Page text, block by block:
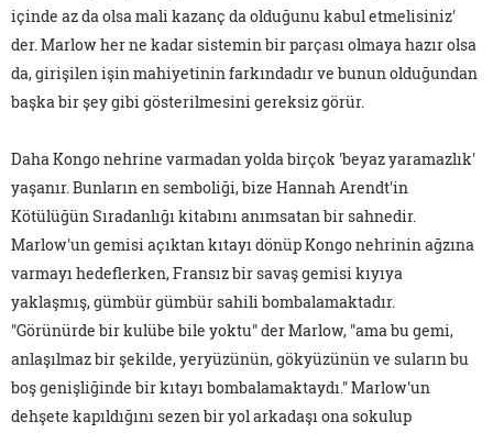
içinde az da olsa mali kazanç da olduğunu kabul etmelisiniz'
der. Marlow her ne kadar sistemin bir parçası olmaya hazır olsa
da, girişilen işin mahiyetinin farkındadır ve bunun olduğundan
başka bir şey gibi gösterilmesini gereksiz görür.
Daha Kongo nehrine varmadan yolda birçok 'beyaz yaramazlık'
yaşanır. Bunların en semboliği, bize Hannah Arendt'in
Kötülüğün Sıradanlığıkitabını anımsatan bir sahnedir.
Marlow'un gemisi açıktan kıtayı dönüp Kongo nehrinin ağzına
varmayı hedeflerken, Fransız bir savaş gemisi kıyıya
yaklaşmış, gümbür gümbür sahili bombalamaktadır.
"Görünürde bir kulübe bile yoktu" der Marlow, "ama bu gemi,
anlaşılmaz bir şekilde, yeryüzünün, gökyüzünün ve suların bu
boş genişliğinde bir kıtayı bombalamaktaydı." Marlow'un
dehşete kapıldığını sezen bir yol arkadaşı ona sokulup